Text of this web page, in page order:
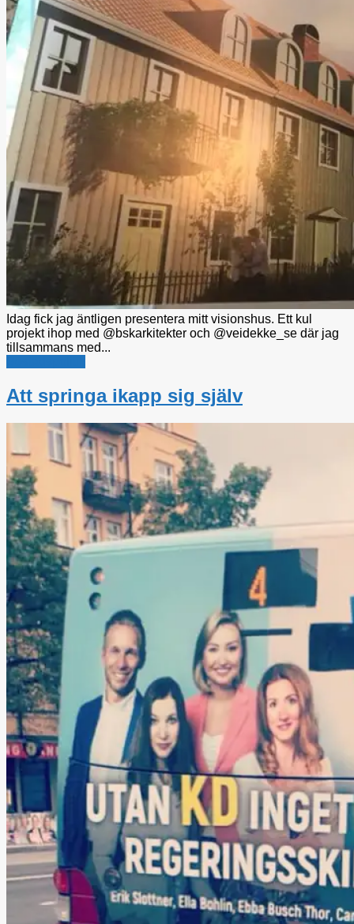
Idag fick jag äntligen presentera mitt visionshus. Ett kul
projekt ihop med @bskarkitekter och @veidekke_se där jag
tillsammans med...
Att springa ikapp sig själv